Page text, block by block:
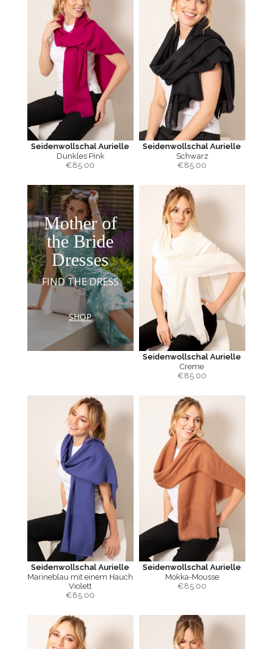
Seidenwollschal Aurielle
Dunkles Pink
€85.00
Seidenwollschal Aurielle
Schwarz
€85.00
Mother of
the Bride
Dresses
FIND THE DRESS
SHOP
Seidenwollschal Aurielle
Creme
€85.00
Seidenwollschal Aurielle
Marineblau mit einem Hauch
Violett
€85.00
Seidenwollschal Aurielle
Mokka-Mousse
€85.00